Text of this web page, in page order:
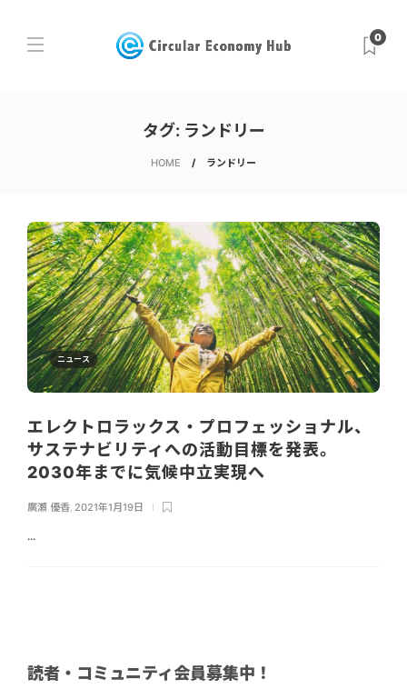
0
タグ: ランドリー
HOME ランドリー
ニュース
エレクトロラックス・プロフェッショナル、
サステナビリティへの活動目標を発表。
2030年までに気候中立実現へ
廣瀬 優香, 2021年1月19日
...
読者・コミュニティ会員募集中！